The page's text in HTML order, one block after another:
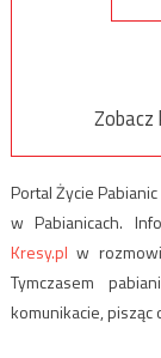
Zobacz
Portal Życie
w Pabianicach.
Kresy.pl w
Tymczasem
komunikacie, pisząc